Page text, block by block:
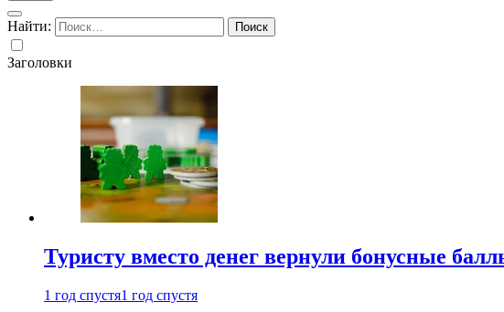
Найти:
Заголовки
Туристу вместо денег вернули бонусные
1 год спустя1 год спустя